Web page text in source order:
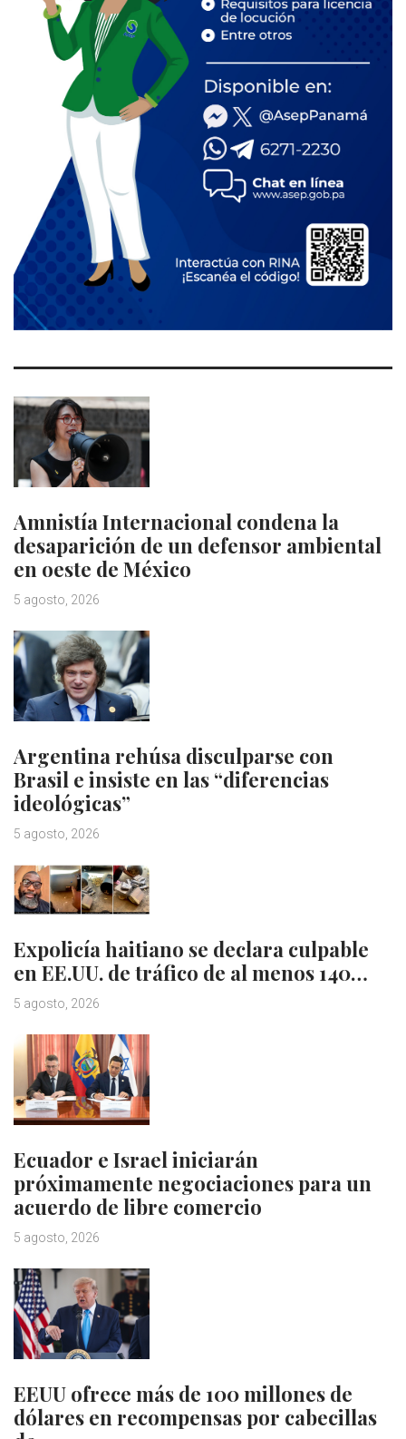
Amnistía Internacional condena la
desaparición de un defensor ambiental
en oeste de México
5 agosto, 2026
Argentina rehúsa disculparse con
Brasil e insiste en las “diferencias
ideológicas”
5 agosto, 2026
Expolicía haitiano se declara culpable
en EE.UU. de tráfico de al menos 140…
5 agosto, 2026
Ecuador e Israel iniciarán
próximamente negociaciones para un
acuerdo de libre comercio
5 agosto, 2026
EEUU ofrece más de 100 millones de
dólares en recompensas por cabecillas